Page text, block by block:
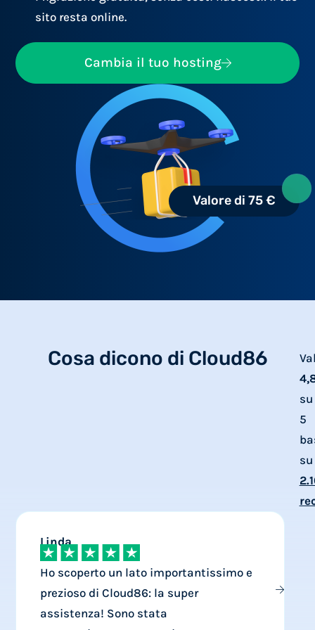
sito resta online.
Cambia il tuo hosting
Valore di 75 €
Cosa dicono di Cloud86
su
5
su
Linda
Ho scoperto un lato importantissimo e
prezioso di Cloud86: la super
assistenza! Sono stata